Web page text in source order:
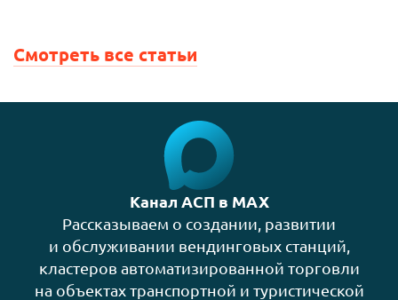
Смотреть все статьи
Канал АСП в MAX
Рассказываем о создании, развитии
и обслуживании вендинговых станций,
кластеров автоматизированной торговли
на объектах транспортной и туристической